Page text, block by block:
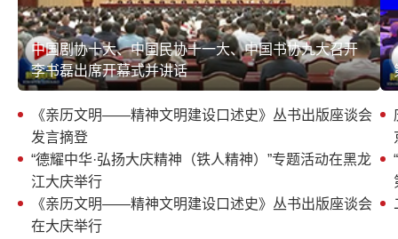
中国剧协十大、中国民协十一大、中国书协九大召开
李书磊出席开幕式并讲话
《亲历文明——精神文明建设口述史》丛书出版座谈会
发言摘登
“德耀中华·弘扬大庆精神（铁人精神）”专题活动在黑龙
江大庆举行
《亲历文明——精神文明建设口述史》丛书出版座谈会
在大庆举行